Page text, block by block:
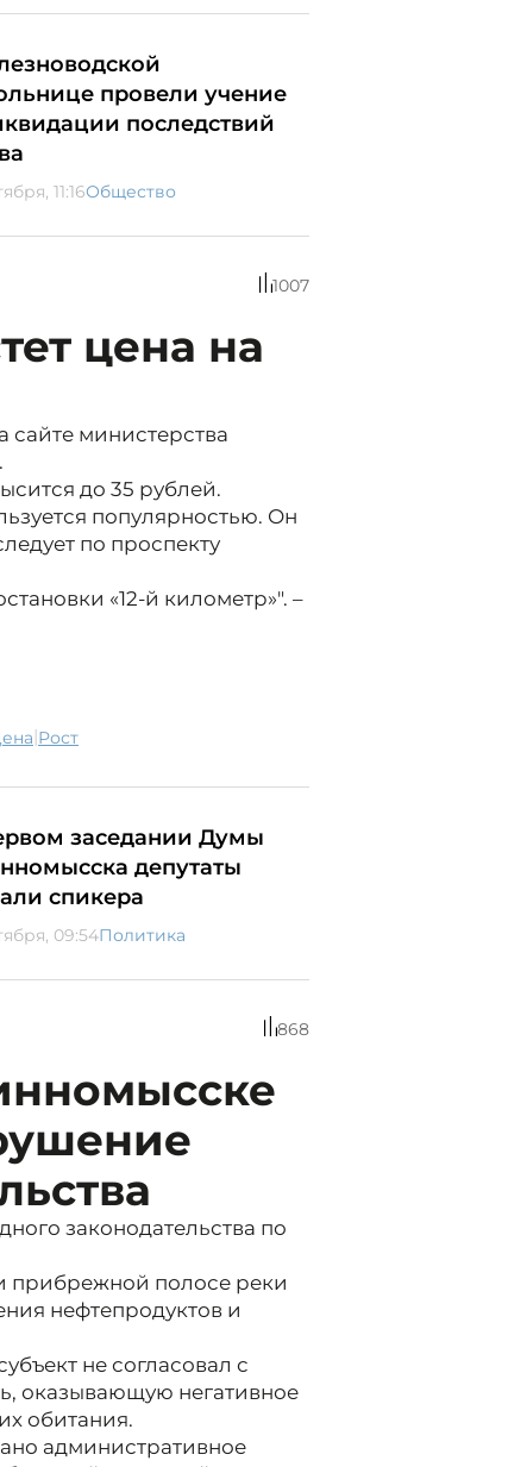
провели учение
последствий
11:16Общество
1007
цена на
министерства
до 35 рублей.
популярностью. Он
по проспекту
«12-й километр»". –
цена| рост
заседании Думы
депутаты
спикера
09:54Политика
868
законодательства по
прибрежной полосе реки
нефтепродуктов и
не согласовал с
оказывающую негативное
обитания.
административное